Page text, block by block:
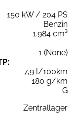
150 kW / 204 PS
Benzin
1.984 cm³
1 (None)
7,9 l/100km
180 g/km
G
Zentrallager